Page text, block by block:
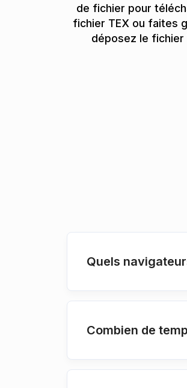
de fichier pour
fichier TEX ou faites
déposez le fichier
Quels
Combien de